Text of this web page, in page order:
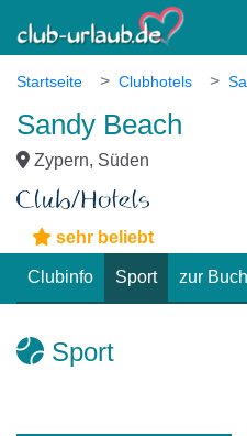
Startseite Clubhotels
Sandy Beach
Zypern, Süden
sehr beliebt
Clubinfo Sport zur
Sport